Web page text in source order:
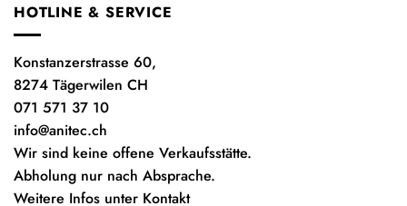
HOTLINE & SERVICE
Konstanzerstrasse 60,
8274 Tägerwilen CH
071 571 37 10
info@anitec.ch
Wir sind keine offene Verkaufsstätte.
Abholung nur nach Absprache.
Weitere Infos unter Kontakt